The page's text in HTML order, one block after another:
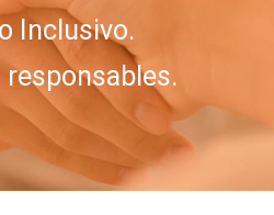
Inclusivo.